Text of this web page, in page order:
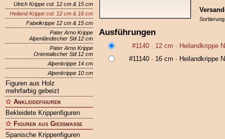
Ulrich Krippe col. 12 cm & 15 cm
Heiland Krippe col. 12 cm & 16 cm
Fabelkrippe 12 cm & 15 cm
Pater Arno Krippe
Alpenländischer Stil 12 cm
Pater Arno Krippe
Orientalischer Stil 12 cm
Alpenkrippe 14 cm
Alpenkrippe 10 cm
Figuren aus Holz
mehrfarbig gebeizt
Ankleidefiguren
Bekleidete Krippenfiguren
Figuren aus Gießmasse
Spanische Krippenfiguren
Ausführungen
#1140 · 12 cm · Heilandkrippe
#11140 · 16 cm · Heilandkrippe